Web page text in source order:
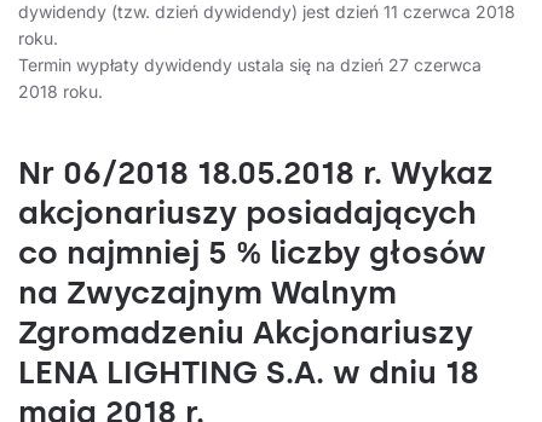
dywidendy (tzw. dzień dywidendy) jest dzień 11 czerwca 2018
roku.
Termin wypłaty dywidendy ustala się na dzień 27 czerwca
2018 roku.
Nr 06/2018 18.05.2018 r. Wykaz
akcjonariuszy posiadających
co najmniej 5 % liczby głosów
na Zwyczajnym Walnym
Zgromadzeniu Akcjonariuszy
LENA LIGHTING S.A. w dniu 18
maja 2018 r.